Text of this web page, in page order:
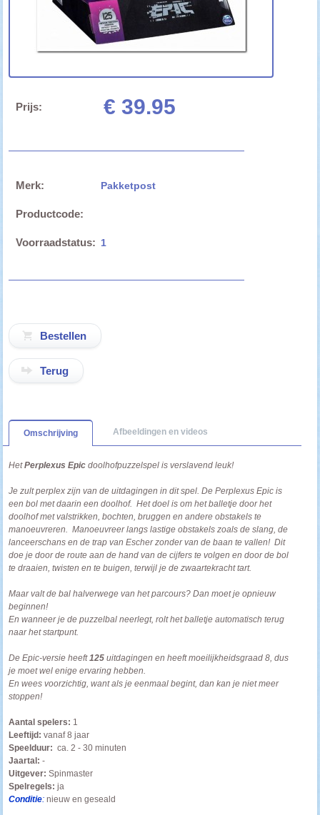
Prijs: € 39.95
Merk: Pakketpost
Productcode:
Voorraadstatus: 1
Terug
Omschrijving Afbeeldingen en videos
HetPerplexus Epicdoolhofpuzzelspel is verslavend leuk!
Je zult perplex zijn van de uitdagingen in dit spel. De Perplexus Epic is
een bol met daarin een doolhof. Het doel is om het balletje door het
doolhof met valstrikken, bochten, bruggen en andere obstakels te
manoeuvreren. Manoeuvreer langs lastige obstakels zoals de slang, de
lanceerschans en de trap van Escher zonder van de baan te vallen! Dit
doe je door de route aan de hand van de cijfers te volgen en door de bol
te draaien, twisten en te buigen, terwijl je de zwaartekracht tart.
Maar valt de bal halverwege van het parcours? Dan moet je opnieuw
beginnen!
En wanneer je de puzzelbal neerlegt, rolt het balletje automatisch terug
naar het startpunt.
De Epic-versie heeft125 uitdagingen en heeft moeilijkheidsgraad 8, dus
je moet wel enige ervaring hebben.
En wees voorzichtig, want als je eenmaal begint, dan kan je niet meer
stoppen!
Aantal spelers: 1
Leeftijd: vanaf 8 jaar
Speelduur: ca. 2 - 30 minuten
Jaartal: -
Uitgever: Spinmaster
Spelregels: ja
Conditie: nieuw en geseald